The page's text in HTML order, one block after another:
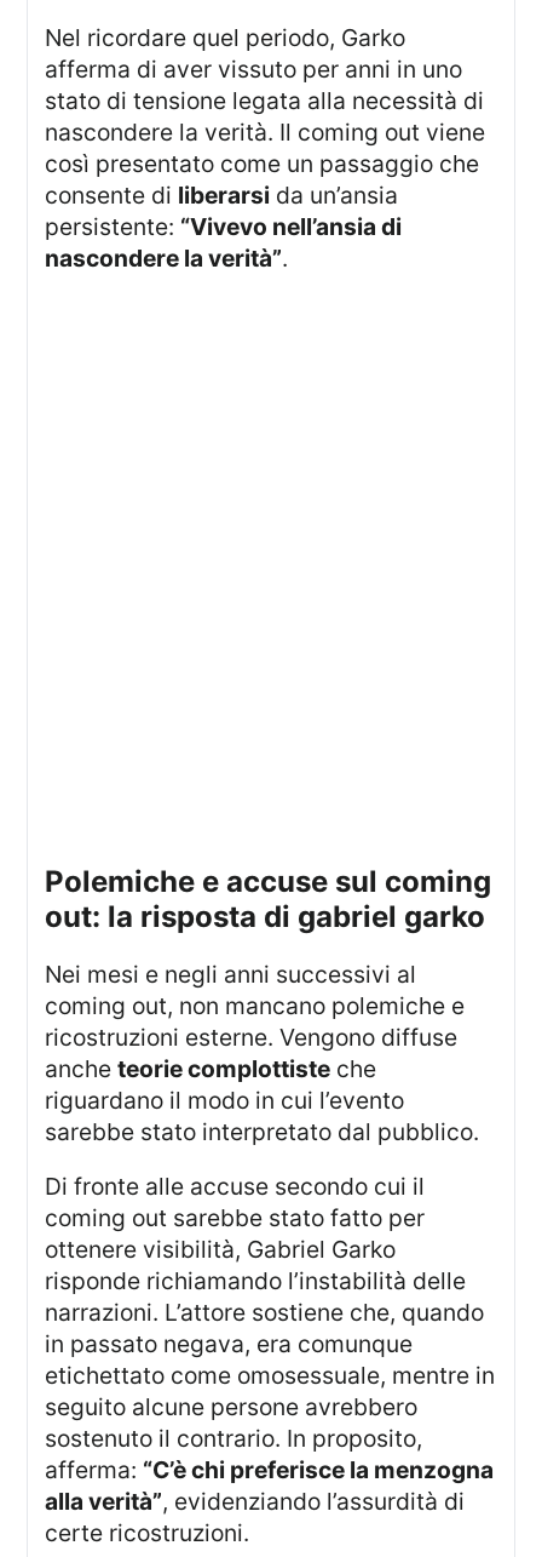
Nel ricordare quel periodo, Garko
afferma di aver vissuto per anni in uno
stato di tensione legata alla necessità di
nascondere la verità. Il coming out viene
così presentato come un passaggio che
consente di liberarsi da un’ansia
persistente: “Vivevo nell’ansia di
nascondere la verità”.
polemiche e accuse sul coming
out: la risposta di gabriel garko
Nei mesi e negli anni successivi al
coming out, non mancano polemiche e
ricostruzioni esterne. Vengono diffuse
ancheteorie complottiste che
riguardano il modo in cui l’evento
sarebbe stato interpretato dal pubblico.
Di fronte alle accuse secondo cui il
coming out sarebbe stato fatto per
ottenere visibilità, Gabriel Garko
risponde richiamando l’instabilità delle
narrazioni. L’attore sostiene che, quando
in passato negava, era comunque
etichettato come omosessuale, mentre in
seguito alcune persone avrebbero
sostenuto il contrario. In proposito,
afferma: “C’è chi preferisce la menzogna
alla verità”, evidenziando l’assurdità di
certe ricostruzioni.